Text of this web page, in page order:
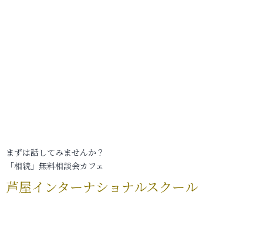
まずは話してみませんか？
「相続」無料相談会カフェ
芦屋インターナショナルスクール